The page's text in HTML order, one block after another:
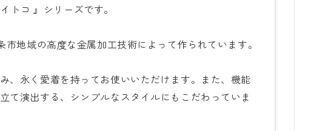
トコ 』シリーズです。
地域の高度な金属加工技術によって作られています。
、永く愛着を持ってお使いいただけます。また、機能
て演出する、シンプルなスタイルにもこだわっていま